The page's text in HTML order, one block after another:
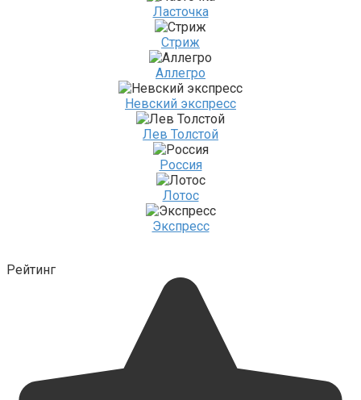
Ласточка
Стриж
Аллегро
Невский экспресс
Лев Толстой
Россия
Лотос
Экспресс
Рейтинг